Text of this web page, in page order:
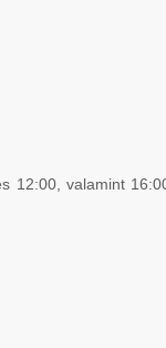
12:00, valamint